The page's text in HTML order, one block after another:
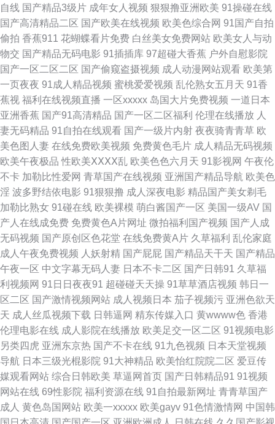
视频回放 91无码色图 97干在线观看 91小视频性生活 97社国产视频在线
www91豆花com 九一茄子免费 国产精品1区2区 五月天综合影院 91资源免
费共享总站 欧美Sm重味 中文八区2页 超碰9人妻 男女啪啪免费网站91 在线
观看91福利 av网站在线看不卡 国产阿v视频在线观看 人妻在线网站 91网页
免费版 AV福利院 超碰在线日韩 国产成人精品欧 老熟女自慰 色色天堂 午夜
看又粗又长又色 91麻豆果冻传媒国 91视频在线观看18 大香蕉87 九热AV 欧
美欧美曰 91青娱乐蜜桃臀久 日韩综合网址 亚洲第一9福利社区 91九色国产
av网站在线看不卡 传媒二区传媒 91PRON网站 91视频免费 wwwprontv6 久
久一期二期 色五月婷婷亚洲天堂 91国产精品在线看 91婷婷西瓜 国产有码 久
草91 九一在线网址 丁香五月激情一本道 色AV先锋女人 91露脸熟女四川熟女
五月深爱婷婷三区 亚洲精品白浆高清久久 超碰91处 国产特黄色网址 东京热
福利电影在线 91成人免费视频 色色日女人 91视频在线观看完整版 91av赵恩
静 色四房夜天 男人天堂午夜av 91c在线观看 www激情五月婷婷 青青草TV
91传媒 国产成人日韩 日日干夜夜撸 91午夜电影观看 欧美淫乱一区二区 国产
自线 国产精品3级片 成年女人视频 狠狠撸亚洲欧美 91操碰在线
国产高清精品二区 国产欧美在线视频 欧美色综合网 91国产自拍
偷拍 香蕉911 花蝴蝶看片免费 白丝美女免费网站 欧美女人与动
物交 国产精品无码电影 91插插库 97超碰大香蕉 户外自慰影院
国产一区二区二区 国产偷窥盗摄视频 成人动漫网站观看 欧美第
一页夜夜 91成人精品视频 蜜桃爱爱视频 乱伦熟女五月天 91香
蕉视 福利在线视频直播 一区xxxxx 岛国大片免费视频 一道日本
亚洲香蕉 国产91高清精品 国产一区二区福利 伦理在线播放 人
妻无码精品 91自拍在线观看 国产一级片内射 夜夜骑青青草 欧
美色图人妻 在线免费欧美视频 免费黄色毛片 成人精品无码视频
欧美午夜极品 性欧美ⅩⅩⅩⅩ乱 欧美色色六月天 91影视网 午夜伦
不卡 加勒比性爱网 青草国产在线视频 亚洲国产精品导航 欧美色
淫 波多野结依电影 91狠狠撸 成人深夜电影 精品国产美女剃毛
加勒比熟女 91碰在线 欧美裸模 萌白酱国产一区 美国一级AV 国
产人在线成免费 免费黄色A片网址 微拍福利国产视频 国产人成
无码视频 国产原创区色花堂 在线免费黄A片 久草福利 乱伦家庭
成人午夜免费视频 人妖射精 国产屁屁 国产精品天干天 国产精品
午夜一区 中文字幕无码人妻 日本不卡二区 国产日韩91 久草福
利视频网 91日日夜夜91 超碰碰天天操 91草草酒店视频 韩日一
区二区 国产激情视频网站 成人视频日本 茄子视频污 亚洲色欲天
天 成人丝瓜视频下载 日韩逼网 精东传媒入口 黄wwww色 香港
伦理电影在线 成人影院在线播放 欧美足交一区二区 91视频电影
另类四虎 亚洲东京热 国产不卡在线 91九色视频 日本天堂视频
导航 日本三级光棍影院 91大神精品 欧美怡红院院二区 爱豆传
媒观看网站 综合日韩欧美 草逼网首页 国产日韩精品91 91视频
网站在线 69性影院 福利资源在线 91自拍最新网址 青青草国产
成人 黄色岛国网站 欧美一xxxxx 欧美gayv 91色情激情网 中国韩